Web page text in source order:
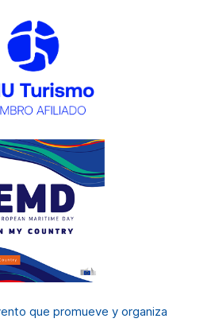
que promueve y organiza